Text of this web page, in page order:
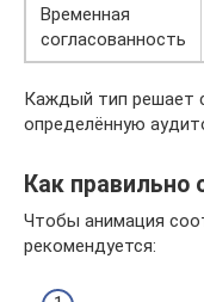
Временная
согласованность
Каждый тип решает
определённую
Как правильно
Чтобы анимация
рекомендуется: